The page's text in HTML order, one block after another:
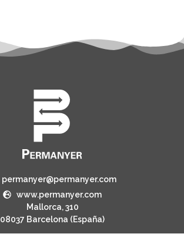
permanyer@permanyer.com
www.permanyer.com
Mallorca, 310
08037 Barcelona (España)